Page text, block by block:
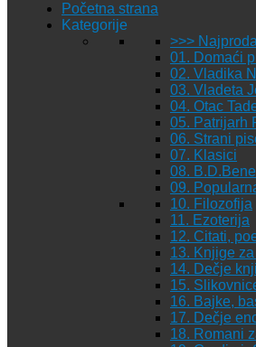
Početna strana
Kategorije
>>>
01. Domaći
02. Vladika
03. Vladeta
04. Otac
05. Patrijarh
06. Strani
07. Klasici
08.
09.
10. Filozofija
11. Ezoterija
12. Citati,
13. Knjige
14. Dečje
15.
16. Bajke,
17. Dečje
18. Romani